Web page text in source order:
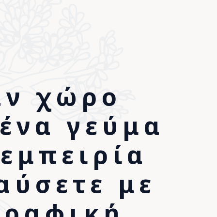
χώρο
γεύμα
με